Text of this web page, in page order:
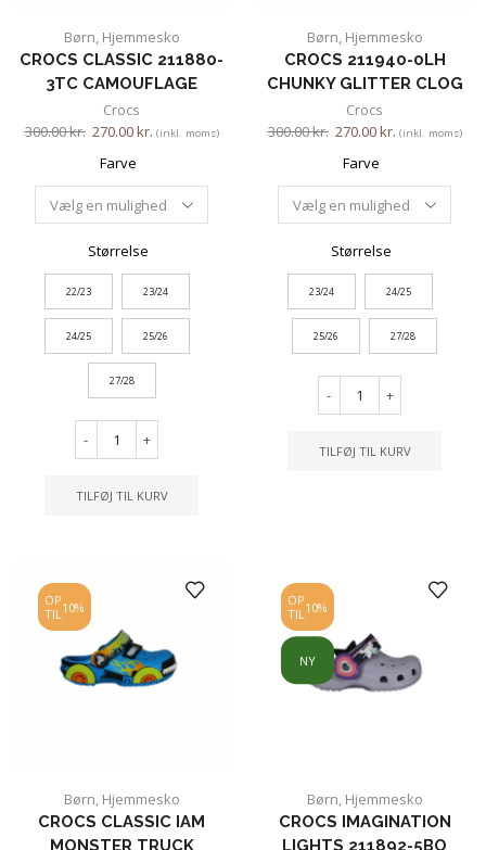
Børn, Hjemmesko
CROCS CLASSIC 211880-
3TC CAMOUFLAGE
Crocs
300.00kr. 270.00kr. (inkl. moms)
Farve
Størrelse
22/23 23/24
24/25 25/26
27/28
- +
TILFØJ TIL KURV
Børn, Hjemmesko
CROCS 211940-0LH
CHUNKY GLITTER CLOG
Crocs
300.00kr. 270.00kr. (inkl. moms)
Farve
Størrelse
23/24 24/25
25/26 27/28
- +
TILFØJ TIL KURV
OP
TIL10%
Børn, Hjemmesko
CROCS CLASSIC IAM
MONSTER TRUCK
OP
TIL10%
NY
Børn, Hjemmesko
CROCS IMAGINATION
LIGHTS 211892-5BO